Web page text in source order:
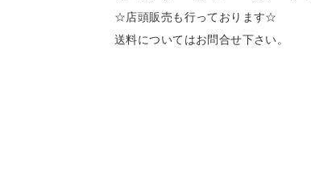
☆店頭販売も行っております☆
送料についてはお問合せ下さい。